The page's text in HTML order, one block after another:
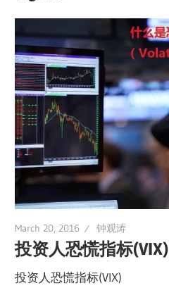
March 20, 2016 钟观涛
投资人恐慌指标(VIX)
投资人恐慌指标(VIX)